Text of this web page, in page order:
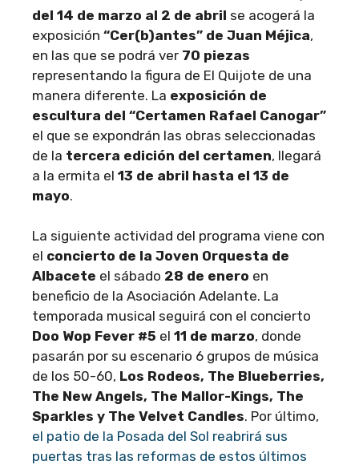
del 14 de marzo al 2 de abril se acogerá la
exposición “Cer(b)antes” de Juan Méjica,
en las que se podrá ver 70 piezas
representando la figura de El Quijote de una
manera diferente. La exposición de
escultura del “Certamen Rafael Canogar”
el que se expondrán las obras seleccionadas
de la tercera edición del certamen, llegará
a la ermita el 13 de abril hasta el 13 de
mayo.
La siguiente actividad del programa viene con
el concierto de la Joven Orquesta de
Albacete el sábado 28 de enero en
beneficio de la Asociación Adelante. La
temporada musical seguirá con el concierto
Doo Wop Fever #5 el 11 de marzo, donde
pasarán por su escenario 6 grupos de música
de los 50-60, Los Rodeos, The Blueberries,
The New Angels, The Mallor-Kings, The
Sparkles y The Velvet Candles. Por último,
el patio de la Posada del Sol reabrirá sus
puertas tras las reformas de estos últimos